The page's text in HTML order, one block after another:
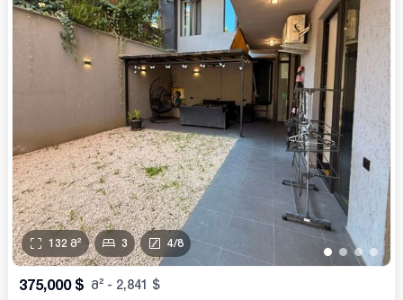
• • ••
132 მ² 3 4/8
375,000 $ მ² - 2,841 $